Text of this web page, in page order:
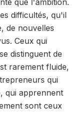
que l'ambition.
difficultés, qu'il
de nouvelles
Ceux qui
distinguent de
rarement fluide,
qui
qui apprennent
sont ceux